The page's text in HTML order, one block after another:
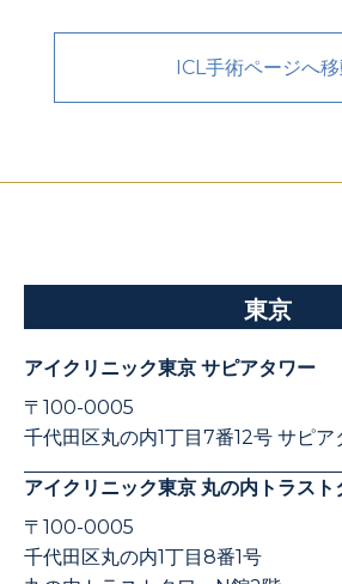
ICL手術ページへ
東京
アイクリニック東京 サピアタワー
〒100-0005
千代田区丸の内1丁目7番12号 サピ
アイクリニック東京 丸の内トラスト
〒100-0005
千代田区丸の内1丁目8番1号